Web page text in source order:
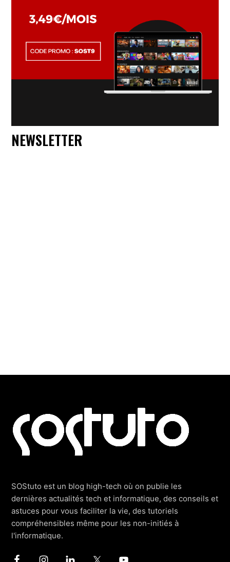
NEWSLETTER
SOStuto est un blog high-tech où on publie les
dernières actualités tech et informatique, des conseils et
astuces pour vous faciliter la vie, des tutoriels
compréhensibles même pour les non-initiés à
l'informatique.